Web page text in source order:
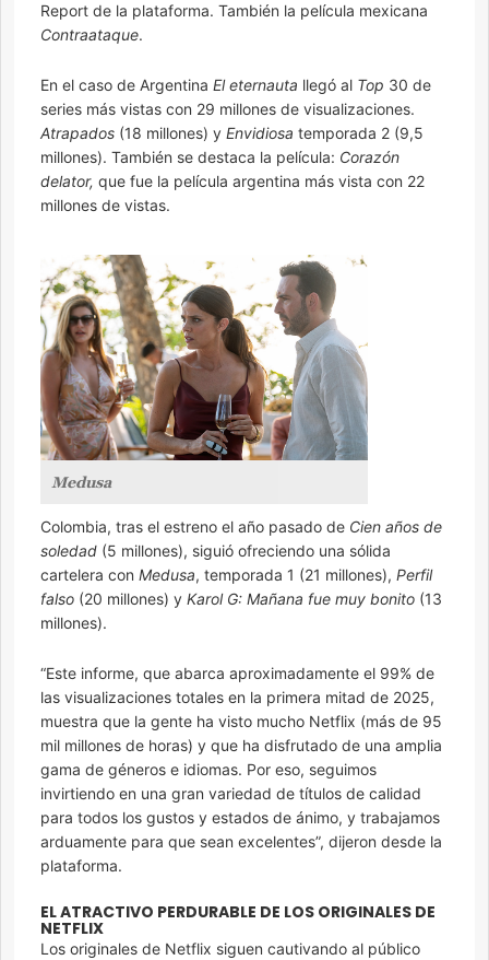
Report de la plataforma. También la película mexicana
Contraataque.
En el caso de Argentina El eternauta llegó al Top 30 de
series más vistas con 29 millones de visualizaciones.
Atrapados (18 millones) y Envidiosa temporada 2 (9,5
millones). También se destaca la película: Corazón
delator, que fue la película argentina más vista con 22
millones de vistas.
Medusa
Colombia, tras el estreno el año pasado de Cien años de
soledad (5 millones), siguió ofreciendo una sólida
cartelera con Medusa, temporada 1 (21 millones), Perfil
falso (20 millones) y Karol G: Mañana fue muy bonito (13
millones).
“Este informe, que abarca aproximadamente el 99% de
las visualizaciones totales en la primera mitad de 2025,
muestra que la gente ha visto mucho Netflix (más de 95
mil millones de horas) y que ha disfrutado de una amplia
gama de géneros e idiomas. Por eso, seguimos
invirtiendo en una gran variedad de títulos de calidad
para todos los gustos y estados de ánimo, y trabajamos
arduamente para que sean excelentes”, dijeron desde la
plataforma.
EL ATRACTIVO PERDURABLE DE LOS ORIGINALES DE
NETFLIX
Los originales de Netflix siguen cautivando al público